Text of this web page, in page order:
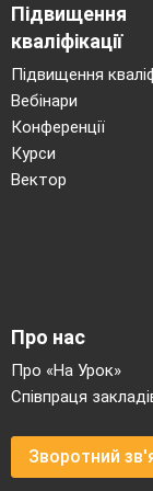
Отже
зелений
тому, що
-
Підвищення
кваліфікації
Підвищення
Вебінари
Конференції
Курси
Вектор
Про нас
Про «На Урок»
Співпраця
Зворотний